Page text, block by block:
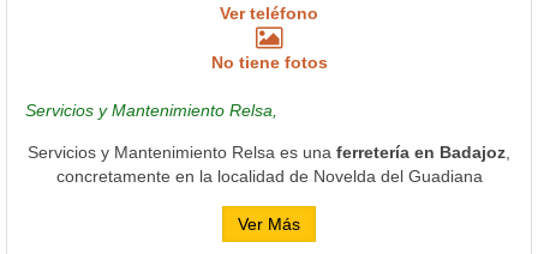
Ver teléfono
No tiene fotos
Servicios y Mantenimiento Relsa,
Servicios y Mantenimiento Relsa es una ferretería en Badajoz
concretamente en la localidad de Novelda del Guadiana
Ver Más